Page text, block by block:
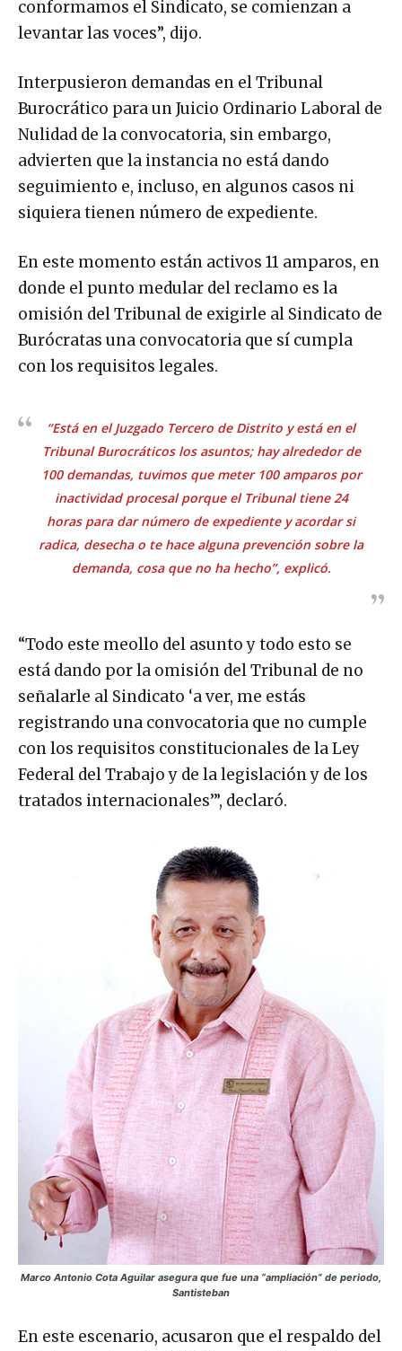
conformamos el Sindicato, se comienzan a
levantar las voces”, dijo.
Interpusieron demandas en el Tribunal
Burocrático para un Juicio Ordinario Laboral de
Nulidad de la convocatoria, sin embargo,
advierten que la instancia no está dando
seguimiento e, incluso, en algunos casos ni
siquiera tienen número de expediente.
En este momento están activos 11 amparos, en
donde el punto medular del reclamo es la
omisión del Tribunal de exigirle al Sindicato de
Burócratas una convocatoria que sí cumpla
con los requisitos legales.
“Está en el Juzgado Tercero de Distrito y está en el
Tribunal Burocráticos los asuntos; hay alrededor de
100 demandas, tuvimos que meter 100 amparos por
inactividad procesal porque el Tribunal tiene 24
horas para dar número de expediente y acordar si
radica, desecha o te hace alguna prevención sobre la
demanda, cosa que no ha hecho”, explicó.
“Todo este meollo del asunto y todo esto se
está dando por la omisión del Tribunal de no
señalarle al Sindicato ‘a ver, me estás
registrando una convocatoria que no cumple
con los requisitos constitucionales de la Ley
Federal del Trabajo y de la legislación y de los
tratados internacionales’”, declaró.
Marco Antonio Cota Aguilar asegura que fue una “ampliación” de periodo,
Santisteban
En este escenario, acusaron que el respaldo del